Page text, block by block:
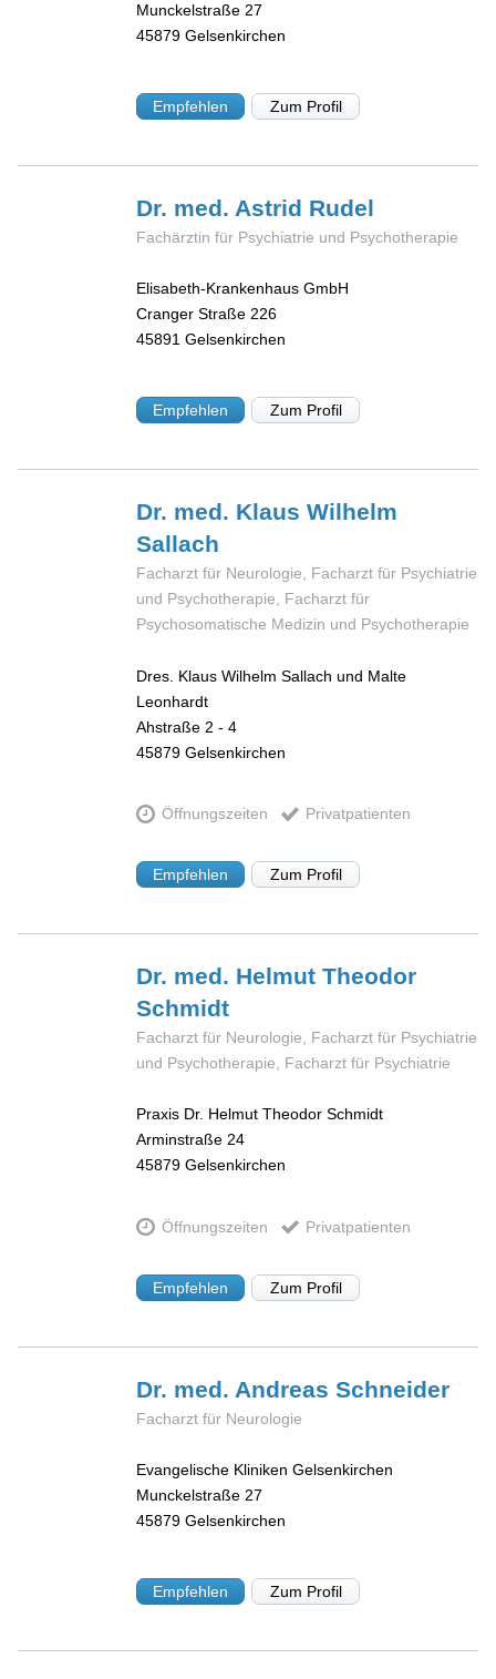
Munckelstraße 27
45879 Gelsenkirchen
Empfehlen Zum Profil
Dr. med. Astrid Rudel
Fachärztin für Psychiatrie und Psychotherapie
Elisabeth-Krankenhaus GmbH
Cranger Straße 226
45891 Gelsenkirchen
Empfehlen Zum Profil
Dr. med. Klaus Wilhelm
Sallach
Facharzt für Neurologie, Facharzt für Psychiatrie
und Psychotherapie, Facharzt für
Psychosomatische Medizin und Psychotherapie
Dres. Klaus Wilhelm Sallach und Malte
Leonhardt
Ahstraße 2 - 4
45879 Gelsenkirchen
Öffnungszeiten Privatpatienten
Empfehlen Zum Profil
Dr. med. Helmut Theodor
Schmidt
Facharzt für Neurologie, Facharzt für Psychiatrie
und Psychotherapie, Facharzt für Psychiatrie
Praxis Dr. Helmut Theodor Schmidt
Arminstraße 24
45879 Gelsenkirchen
Öffnungszeiten Privatpatienten
Empfehlen Zum Profil
Dr. med. AndreasSchneider
Facharzt für Neurologie
Evangelische Kliniken Gelsenkirchen
Munckelstraße 27
45879 Gelsenkirchen
Empfehlen Zum Profil